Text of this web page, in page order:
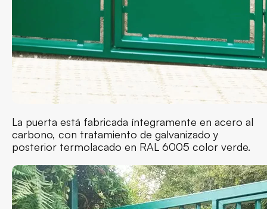
La puerta está fabricada íntegramente en acero al
carbono, con tratamiento de galvanizado y
posterior termolacado en RAL 6005 color verde.